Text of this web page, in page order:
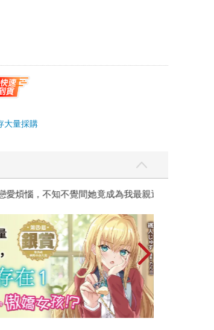
大量採購
惱，不知不覺間她竟成為我最親近 台灣角川2026